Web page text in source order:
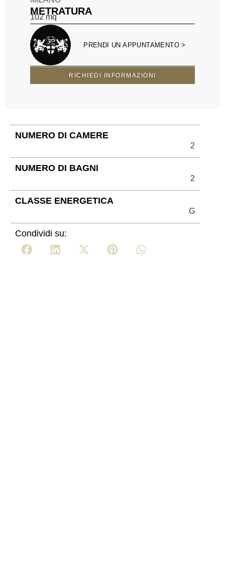
METRATURA
102mq
PRENDI UN APPUNTAMENTO >
RICHIEDI INFORMAZIONI
NUMERO DI CAMERE
2
NUMERO DI BAGNI
2
CLASSE ENERGETICA
G
Condividi su: